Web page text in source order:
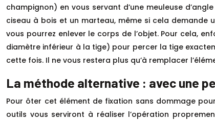
champignon) en vous servant d’une meuleuse
ciseau à bois et un marteau, même si cela demande
vous pourrez enlever le corps de l’objet. Pour cela,
diamètre inférieur à la tige) pour percer la tige
cette fois. Il ne vous restera plus qu’à remplacer
La méthode alternative : avec une
Pour ôter cet élément de fixation sans dommage
outils vous serviront à réaliser l’opération